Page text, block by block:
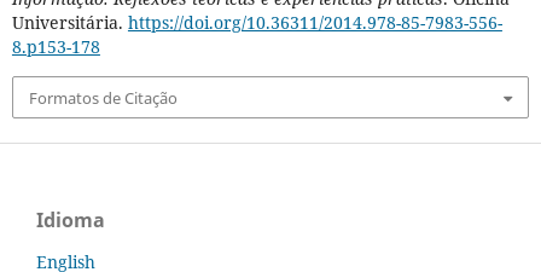
Universitária. https://doi.org/10.36311/2014.978-85-7983-556-
8.p153-178
Formatos de Citação
Idioma
English